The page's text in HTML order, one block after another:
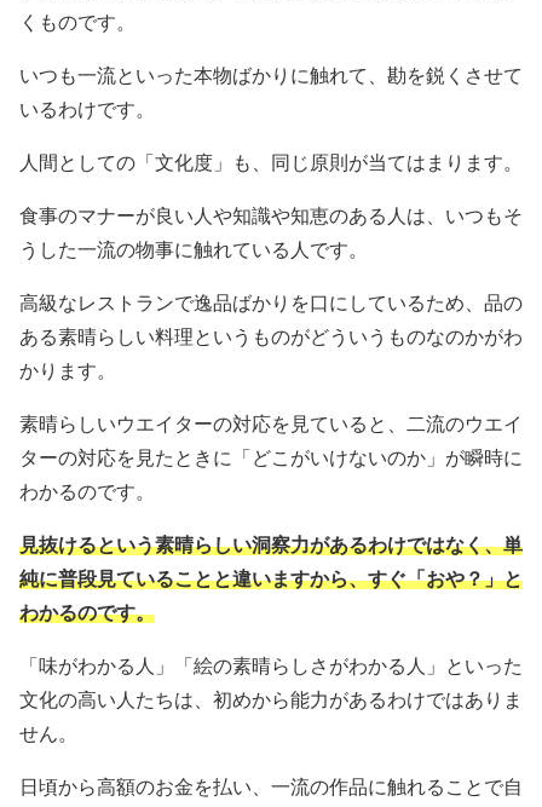
くものです。
いつも一流といった本物ばかりに触れて、勘を鋭くさせて
いるわけです。
人間としての「文化度」も、同じ原則が当てはまります。
食事のマナーが良い人や知識や知恵のある人は、いつもそ
うした一流の物事に触れている人です。
高級なレストランで逸品ばかりを口にしているため、品の
ある素晴らしい料理というものがどういうものなのかがわ
かります。
素晴らしいウエイターの対応を見ていると、二流のウエイ
ターの対応を見たときに「どこがいけないのか」が瞬時に
わかるのです。
見抜けるという素晴らしい洞察力があるわけではなく、単
純に普段見ていることと違いますから、すぐ「おや？」と
わかるのです。
「味がわかる人」「絵の素晴らしさがわかる人」といった
文化の高い人たちは、初めから能力があるわけではありま
せん。
日頃から高額のお金を払い、一流の作品に触れることで自